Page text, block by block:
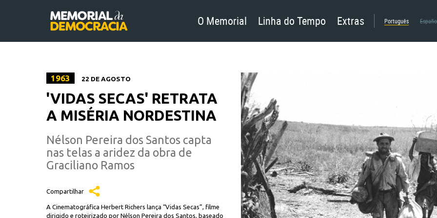
O Memorial Linha do Tempo Extras Português
1963 22 DE AGOSTO
'VIDAS SECAS' RETRATA
A MISÉRIA NORDESTINA
Nélson Pereira dos Santos capta
nas telas a aridez da obra de
Graciliano Ramos
Compartilhar
A Cinematográfica Herbert Richers lança “Vidas Secas”, filme
dirigido e roteirizado por Nélson Pereira dos Santos, baseado